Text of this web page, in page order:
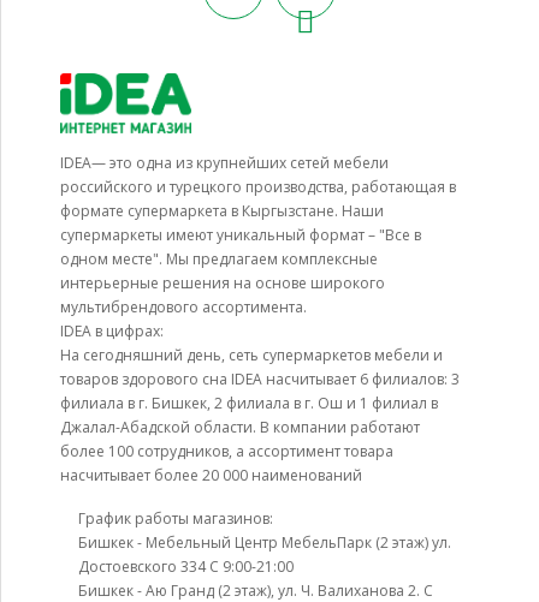
IDEA— это одна из крупнейших сетей мебели
российского и турецкого производства, работающая в
формате супермаркета в Кыргызстане. Наши
супермаркеты имеют уникальный формат – "Все в
одном месте". Мы предлагаем комплексные
интерьерные решения на основе широкого
мультибрендового ассортимента.
IDEA в цифрах:
На сегодняшний день, сеть супермаркетов мебели и
товаров здорового сна IDEA насчитывает 6 филиалов: 3
филиала в г. Бишкек, 2 филиала в г. Ош и 1 филиал в
Джалал-Абадской области. В компании работают
более 100 сотрудников, а ассортимент товара
насчитывает более 20 000 наименований
График работы магазинов:
Бишкек - Мебельный Центр МебельПарк (2 этаж) ул.
Достоевского 334 С 9:00-21:00
Бишкек - Аю Гранд (2 этаж), ул. Ч. Валиханова 2. С